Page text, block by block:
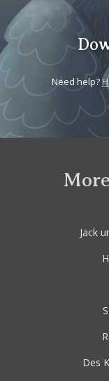
Need help?
Jack
Des